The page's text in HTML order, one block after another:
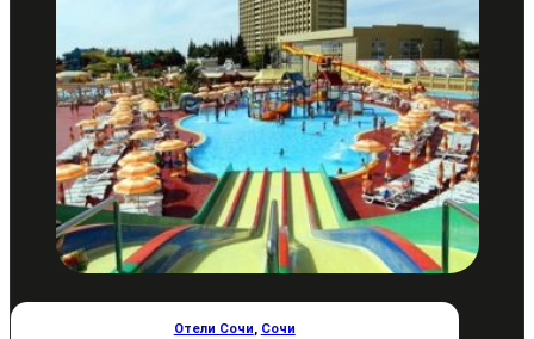
Отели Сочи, Сочи